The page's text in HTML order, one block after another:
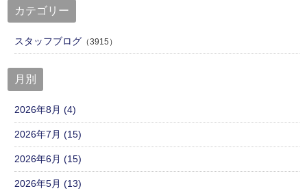
カテゴリー
スタッフブログ （3915）
月別
2026年8月 (4)
2026年7月 (15)
2026年6月 (15)
2026年5月 (13)